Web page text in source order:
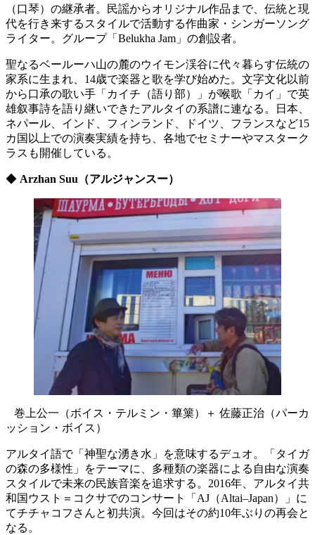
（口琴）の継承者。民謡からオリジナル作品まで、伝統と現
代を行き来するスタイルで活動する作曲家・シンガーソング
ライター。グループ「Belukha Jam」の創設者。
聖なるベールーハ山の麓のウイモン渓谷に代々暮らす伝統の
家系に生まれ、14歳で楽器と歌を学び始めた。文字文化以前
から口承の歌い手「カイチ（語り部）」が喉歌「カイ」で英
雄叙事詩を語り継いできたアルタイの系譜に連なる。日本、
ネパール、インド、フィンランド、ドイツ、フランスなど15
カ国以上での演奏実績を持ち、各地でセミナーやマスターク
ラスも開催している。
◆ Arzhan Suu（アルジャンスー）
巻上公一（ボイス・テルミン・篳篥）＋ 佐藤正治（パーカ
ッション・ボイス）
アルタイ語で「神聖な湧き水」を意味するデュオ。「タイガ
の森の多様性」をテーマに、多種類の楽器による自由な演奏
スタイルで未来の民族音楽を追求する。2016年、アルタイ共
和国ウスト＝コクサでのコンサート「AJ（Altai–Japan）」に
てチチャコフさんと初共演。今回はその約10年ぶりの再会と
なる。